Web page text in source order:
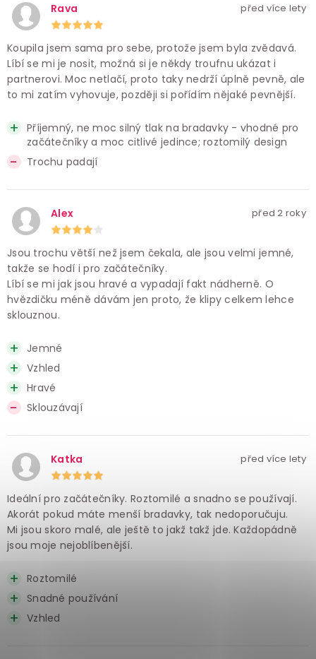
Rava před více lety
Koupila jsem sama pro sebe, protože jsem byla zvědavá.
Líbí se mi je nosit, možná si je někdy troufnu ukázat i
partnerovi. Moc netlačí, proto taky nedrží úplně pevně, ale
to mi zatím vyhovuje, později si pořídím nějaké pevnější.
Příjemný, ne moc silný tlak na bradavky - vhodné pro
začátečníky a moc citlivé jedince; roztomilý design
Trochu padají
Alex před 2 roky
Jsou trochu větší než jsem čekala, ale jsou velmi jemné,
takže se hodí i pro začátečníky.
Líbí se mi jak jsou hravé a vypadají fakt nádherně. O
hvězdičku méně dávám jen proto, že klipy celkem lehce
sklouznou.
Jemné
Vzhled
Hravé
Sklouzávají
Katka před více lety
Ideální pro začátečníky. Roztomilé a snadno se používají.
Akorát pokud máte menší bradavky, tak nedoporučuju.
Mi jsou skoro malé, ale ještě to jakž takž jde. Každopádně
jsou moje nejoblíbenější.
Roztomilé
Snadné používání
Vzhled